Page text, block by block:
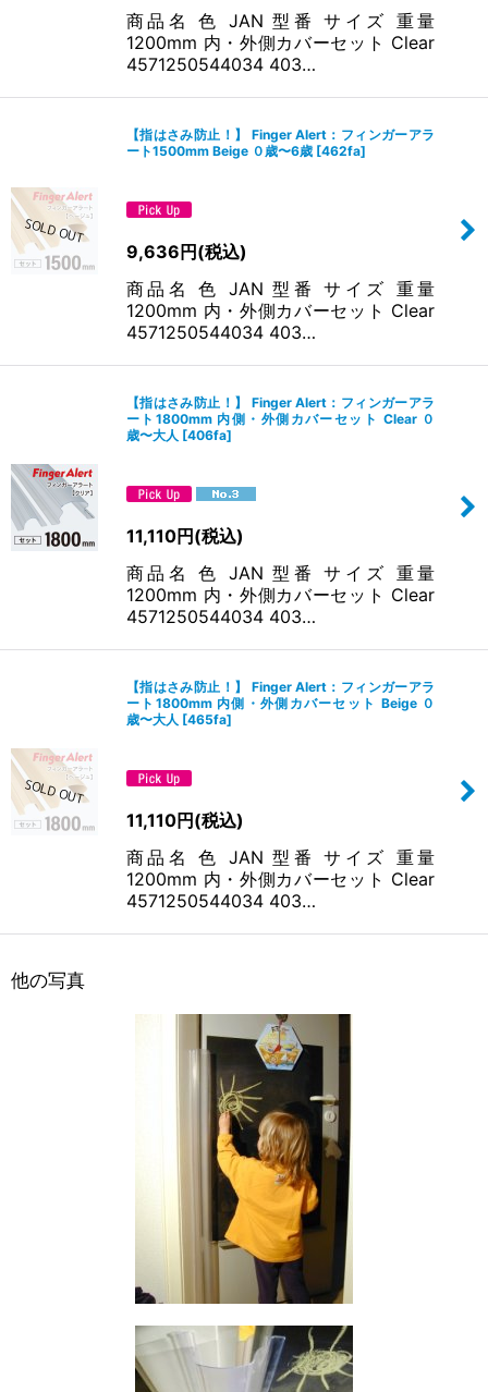
１１０°まで開くドア用
ドア開閉25万回テスト済
クリア・ベージュの２色
（EN16654およびNEN8654）
フィンガーアラートプロ
ヒンジ（蝶番）3.5cmまで対応
１７５°まで開くドア用
ドア開閉100万回テスト済
ホワイト・グレーの２色
SKG-IKOB®認定
（EN16654およびNEN8654）
慮した選び方は下記の通りです。
フィンガーアラートはお子様が手を挙げた高さまでを守るように作られ
ております。目安として、お子様の身長＋40cm以上のサイズをお選びい
ただくことをおすすめしますが、大人になるまで長く使える1,800mmが
最もおすすめです。
対象年齢
4歳平均身長87cm
手の届く範囲：116cm
1,500mm：0~6歳まで
6歳平均身長110cm
1,800mm：0~大人まで
10歳平均身長140cm
セットor単品の選び方
フィンガーアラートは基本、ドアの両面に取り付けるもの
として作られている商品です。片側のみの設置では指はさみ事故を完全
に防げません。お子さまの指の安全のために、セットでのご購入を強く
ドアの形状・部品の都合により、設置不可能な場合などどうしても片側
（材質により接着不可能な場合はビス止めを推奨しております）
商品名 色 JAN 型番 サイズ 重量
1200mm 内・外側カバーセット Clear
4571250544034 403…
【指はさみ防止！】 Finger Alert：フィンガーアラ
ート1500mm Beige ０歳〜6歳 [462fa]
9,636円(税込)
商品名 色 JAN 型番 サイズ 重量
1200mm 内・外側カバーセット Clear
4571250544034 403…
【指はさみ防止！】 Finger Alert：フィンガーアラ
ート1800mm 内側・外側カバーセット Clear ０
歳〜大人 [406fa]
11,110円 (税込)
商品名 色 JAN 型番 サイズ 重量
1200mm 内・外側カバーセット Clear
4571250544034 403…
【指はさみ防止！】 Finger Alert：フィンガーアラ
ート1800mm 内側・外側カバーセット Beige ０
歳〜大人 [465fa]
11,110円 (税込)
商品名 色 JAN 型番 サイズ 重量
1200mm 内・外側カバーセット Clear
4571250544034 403…
他の写真